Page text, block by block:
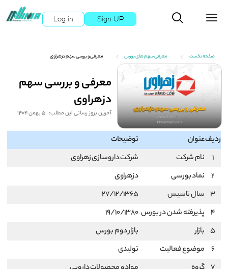
Log in Sign UP
صفحه نخست معرفی سهم های بورس معرفی و بررسی سهم دزهراوی
معرفی و بررسی سهم
دزهراوی
آخرین بروز رسانی این مطلب: 5 بهمن 1404
ردیفعنوان
توضیحات
1
نام شرکت
شرکت داروسازی زهراوی
2 نماد بورسی
دزهراوی
3 سال تاسیس
۲۷/۱۲/۱۳۶۵
4 پذیرفته شدن در بورس ۱۹/۱۰/۱۳۸۰
5 بازار
بازار دوم بورس
6 موضوع فعالیت
تولیدی